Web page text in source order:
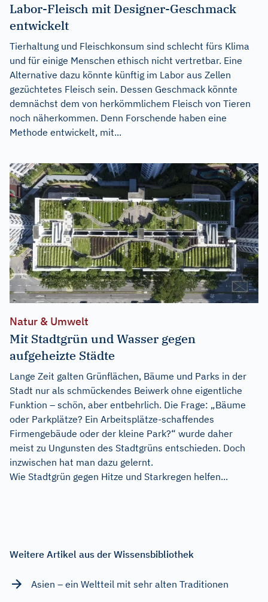
Labor-Fleisch mit Designer-Geschmack
entwickelt
Tierhaltung und Fleischkonsum sind schlecht fürs Klima
und für einige Menschen ethisch nicht vertretbar. Eine
Alternative dazu könnte künftig im Labor aus Zellen
gezüchtetes Fleisch sein. Dessen Geschmack könnte
demnächst dem von herkömmlichem Fleisch von Tieren
noch näherkommen. Denn Forschende haben eine
Methode entwickelt, mit...
Natur & Umwelt
Mit Stadtgrün und Wasser gegen
aufgeheizte Städte
Lange Zeit galten Grünflächen, Bäume und Parks in der
Stadt nur als schmückendes Beiwerk ohne eigentliche
Funktion – schön, aber entbehrlich. Die Frage: „Bäume
oder Parkplätze? Ein Arbeitsplätze-schaffendes
Firmengebäude oder der kleine Park?“ wurde daher
meist zu Ungunsten des Stadtgrüns entschieden. Doch
inzwischen hat man dazu gelernt.
Wie Stadtgrün gegen Hitze und Starkregen helfen...
Weitere Artikel aus der Wissensbibliothek
Asien – ein Weltteil mit sehr alten Traditionen